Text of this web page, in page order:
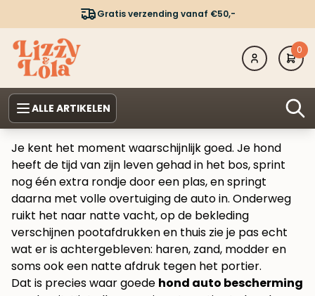
Gratis verzending vanaf €50,-
0
ALLE ARTIKELEN
Je kent het moment waarschijnlijk goed. Je hond
heeft de tijd van zijn leven gehad in het bos, sprint
nog één extra rondje door een plas, en springt
daarna met volle overtuiging de auto in. Onderweg
ruikt het naar natte vacht, op de bekleding
verschijnen pootafdrukken en thuis zie je pas echt
wat er is achtergebleven: haren, zand, modder en
soms ook een natte afdruk tegen het portier.
Dat is precies waar goede hond auto bescherming